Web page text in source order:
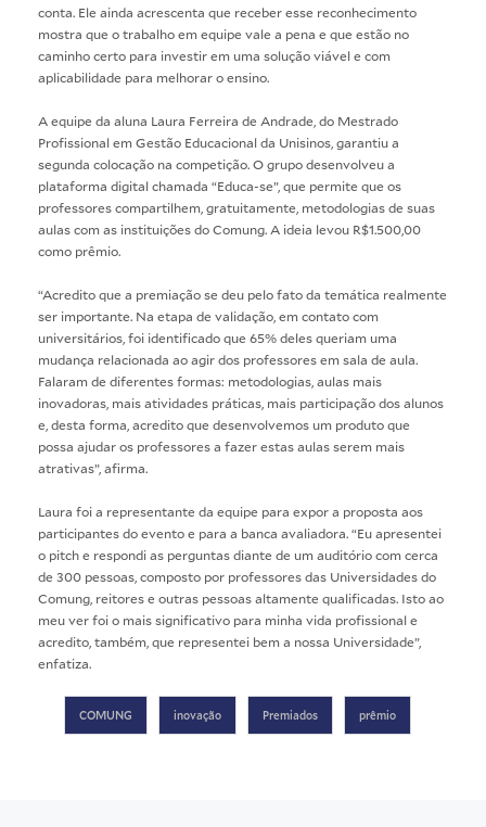
conta. Ele ainda acrescenta que receber esse reconhecimento
mostra que o trabalho em equipe vale a pena e que estão no
caminho certo para investir em uma solução viável e com
aplicabilidade para melhorar o ensino.
A equipe da aluna Laura Ferreira de Andrade, do Mestrado
Profissional em Gestão Educacional da Unisinos, garantiu a
segunda colocação na competição. O grupo desenvolveu a
plataforma digital chamada “Educa-se”, que permite que os
professores compartilhem, gratuitamente, metodologias de suas
aulas com as instituições do Comung. A ideia levou R$1.500,00
como prêmio.
“Acredito que a premiação se deu pelo fato da temática realmente
ser importante. Na etapa de validação, em contato com
universitários, foi identificado que 65% deles queriam uma
mudança relacionada ao agir dos professores em sala de aula.
Falaram de diferentes formas: metodologias, aulas mais
inovadoras, mais atividades práticas, mais participação dos alunos
e, desta forma, acredito que desenvolvemos um produto que
possa ajudar os professores a fazer estas aulas serem mais
atrativas”, afirma.
Laura foi a representante da equipe para expor a proposta aos
participantes do evento e para a banca avaliadora. “Eu apresentei
o pitch e respondi as perguntas diante de um auditório com cerca
de 300 pessoas, composto por professores das Universidades do
Comung, reitores e outras pessoas altamente qualificadas. Isto ao
meu ver foi o mais significativo para minha vida profissional e
acredito, também, que representei bem a nossa Universidade”,
enfatiza.
COMUNG inovação Premiados prêmio